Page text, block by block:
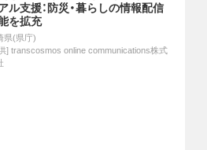
ル支援：防災・暮らしの情報配信
を拡充
県(県庁)
] transcosmos online communications株式